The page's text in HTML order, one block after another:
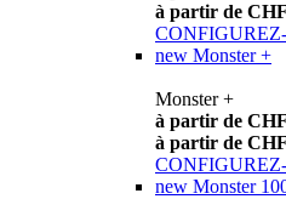
à partir de
new Monster +
Monster +
à partir de CHF
à partir de
new Monster